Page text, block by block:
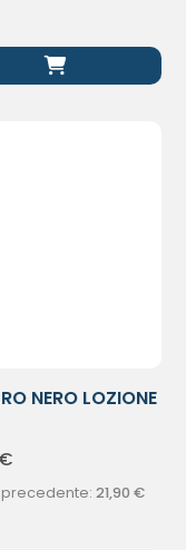
NERO LOZIONE
€
precedente: 21,90 €